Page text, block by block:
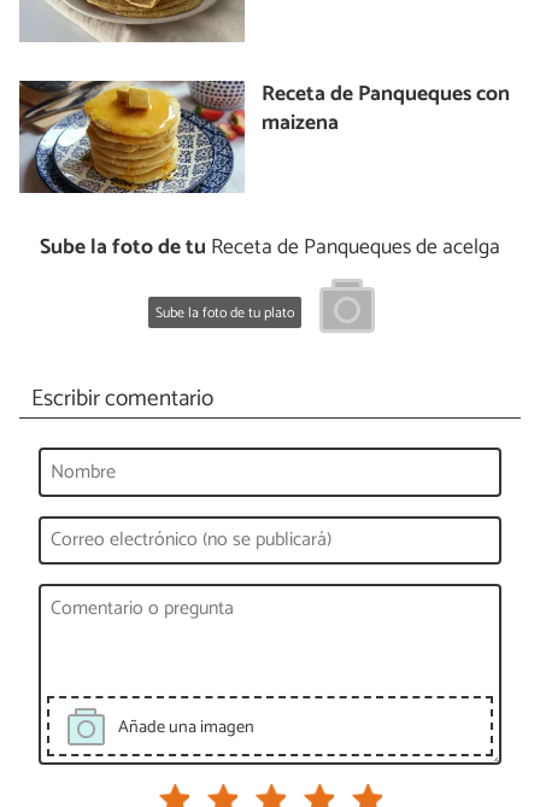
Receta de Panqueques con
maizena
Sube la foto de tu Receta de Panqueques de acelga
Sube la foto de tu plato
Escribir comentario
Añade una imagen